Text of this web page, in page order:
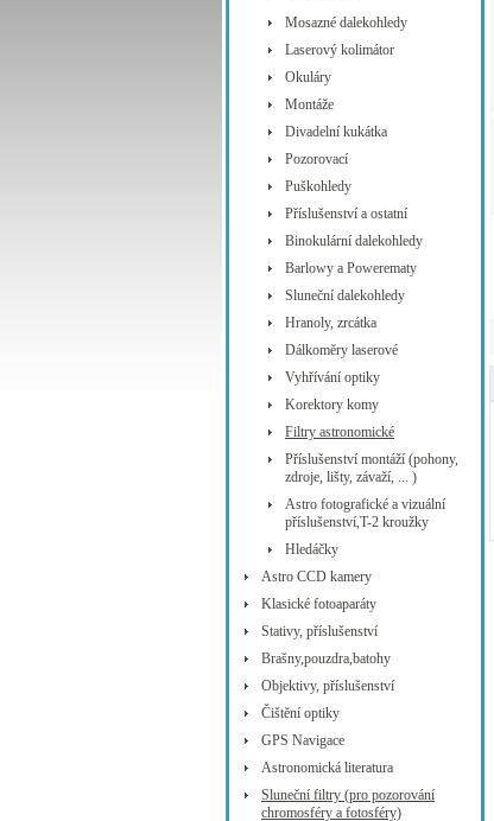
Mosazné dalekohledy
Laserový kolimátor
Okuláry
Montáže
Divadelní kukátka
Pozorovací
Puškohledy
Příslušenství a ostatní
Binokulární dalekohledy
Barlowy a Powerematy
Sluneční dalekohledy
Hranoly, zrcátka
Dálkoměry laserové
Vyhřívání optiky
Korektory komy
Filtry astronomické
Příslušenství montáží (pohony,
zdroje, lišty, závaží, ... )
Astro fotografické a vizuální
příslušenství,T-2 kroužky
Hledáčky
Astro CCD kamery
Klasické fotoaparáty
Stativy, příslušenství
Brašny,pouzdra,batohy
Objektivy, příslušenství
Čištění optiky
GPS Navigace
Astronomická literatura
Sluneční filtry (pro pozorování
chromosféry a fotosféry)